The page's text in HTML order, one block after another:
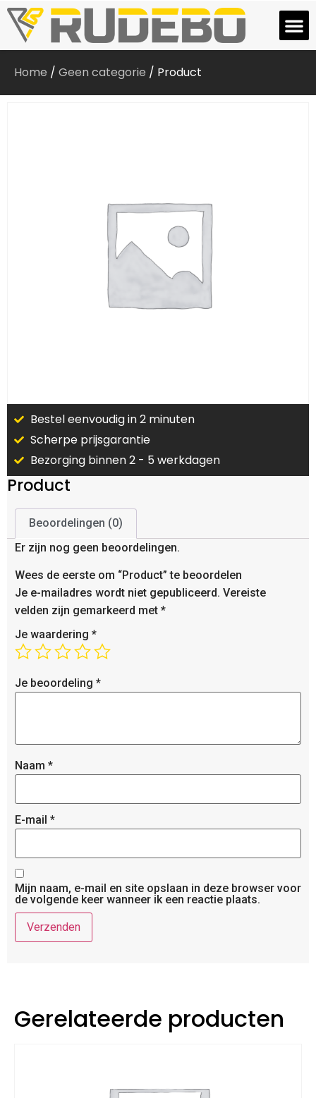
Home / Geen categorie / Product
Bestel eenvoudig in 2 minuten
Scherpe prijsgarantie
Bezorging binnen 2 - 5 werkdagen
Product
Beoordelingen (0)
Er zijn nog geen beoordelingen.
Wees de eerste om “Product” te beoordelen
Je e-mailadres wordt niet gepubliceerd. Vereiste
velden zijn gemarkeerd met *
Je waardering *
Je beoordeling *
Naam *
E-mail *
Mijn naam, e-mail en site opslaan in deze browser voor
de volgende keer wanneer ik een reactie plaats.
Gerelateerde producten